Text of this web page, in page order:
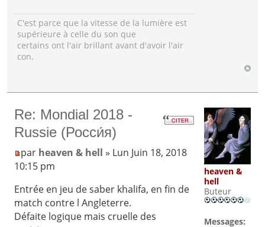
C'est parce que la vitesse de la lumière est
supérieure à celle du son que
certains ont l'air brillant avant d'avoir l'air
con.
Re: Mondial 2018 -
Russie (Росси́я)
par heaven & hell » Lun Juin 18, 2018
10:15 pm
Entrée en jeu de saber khalifa, en fin de
match contre l Angleterre.
Défaite logique mais cruelle des
heaven &
hell
Buteur
Messages: